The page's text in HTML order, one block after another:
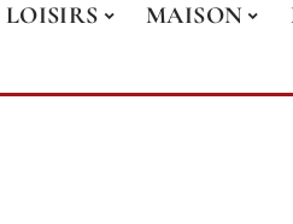
LOISIRS MAISON